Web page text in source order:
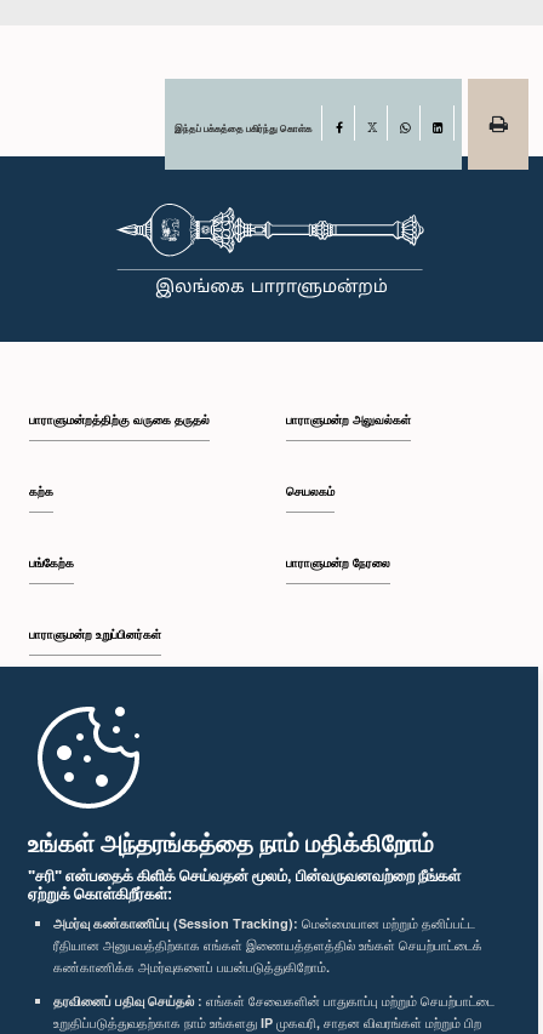
உங்கள் அந்தரங்கத்தை நாம் மதிக்கிறோம்
"சரி" என்பதைக் கிளிக் செய்வதன் மூலம், பின்வருவனவற்றை நீங்கள்
ஏற்றுக் கொள்கிறீர்கள்:
அமர்வு கண்காணிப்பு (Session Tracking): மென்மையான மற்றும் தனிப்பட்ட
ரீதியான அனுபவத்திற்காக எங்கள் இணையத்தளத்தில் உங்கள் செயற்பாட்டைக்
கண்காணிக்க அமர்வுகளைப் பயன்படுத்துகிறோம்.
தரவினைப் பதிவு செய்தல் : எங்கள் சேவைகளின் பாதுகாப்பு மற்றும் செயற்பாட்டை
உறுதிப்படுத்துவதற்காக நாம் உங்களது IP முகவரி, சாதன விவரங்கள் மற்றும் பிற
இந்தப் பக்கத்தை பகிர்ந்து கொள்க Facebook
பாராளுமன்றத்திற்கு வருகை தருதல்
கற்க
பங்கேற்க
பாராளுமன்ற உறுப்பினர்கள்
முதற்பக்கம்
பாராளுமன்ற அலுவல்கள்
செயலகம்
பாராளுமன்ற நேரலை
பாராளுமன்ற கையடக்க செயலி
எம்மை பின்தொடர்க :
விருதுகள்